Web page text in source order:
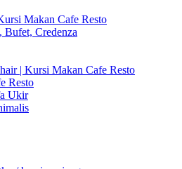
Makan Cafe Resto
Bufet, Credenza
| Kursi Makan Cafe Resto
Resto
Ukir